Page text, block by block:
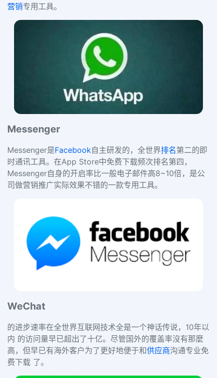
营销专用工具。
Messenger
Messenger是Facebook自主研发的，全世界排名第二的即
时通讯工具。在App Store中免费下载频次排名第四，
Messenger自身的开启率比一般电子邮件高8~10倍，是公
司做营销推广实际效果不错的一款专用工具。
WeChat
的进步速率在全世界互联网技术全是一个神话传说，10年以
内 的访问量早已超出了十亿。尽管国外的覆盖率沒有那麼
高，但早已有海外客户为了更好地便于和供应商沟通专业免
费下载 了。